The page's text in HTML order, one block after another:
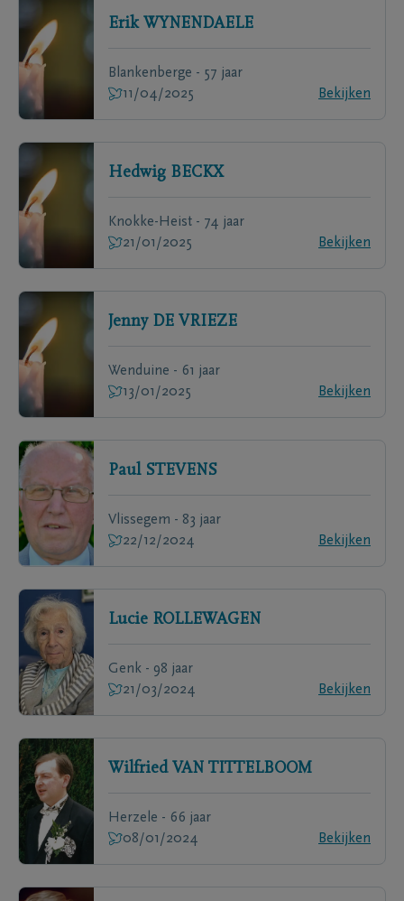
Erik WYNENDAELE
Blankenberge - 57 jaar
11/04/2025
Bekijken
Hedwig BECKX
Knokke-Heist - 74 jaar
21/01/2025
Bekijken
Jenny DE VRIEZE
Wenduine - 61 jaar
13/01/2025
Bekijken
Paul STEVENS
Vlissegem - 83 jaar
22/12/2024
Bekijken
Lucie ROLLEWAGEN
Genk - 98 jaar
21/03/2024
Bekijken
Wilfried VAN TITTELBOOM
Herzele - 66 jaar
08/01/2024
Bekijken